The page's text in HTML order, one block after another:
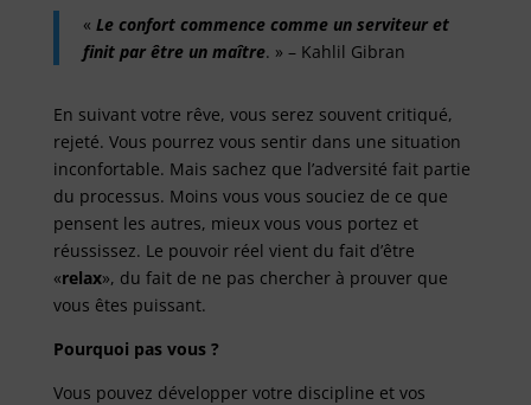
« Le confort commence comme un serviteur et
finit par être un maître. » – Kahlil Gibran
En suivant votre rêve, vous serez souvent critiqué,
rejeté. Vous pourrez vous sentir dans une situation
inconfortable. Mais sachez que l’adversité fait partie
du processus. Moins vous vous souciez de ce que
pensent les autres, mieux vous vous portez et
réussissez. Le pouvoir réel vient du fait d’être
«relax», du fait de ne pas chercher à prouver que
vous êtes puissant.
Pourquoi pas vous ?
Vous pouvez développer votre discipline et vos